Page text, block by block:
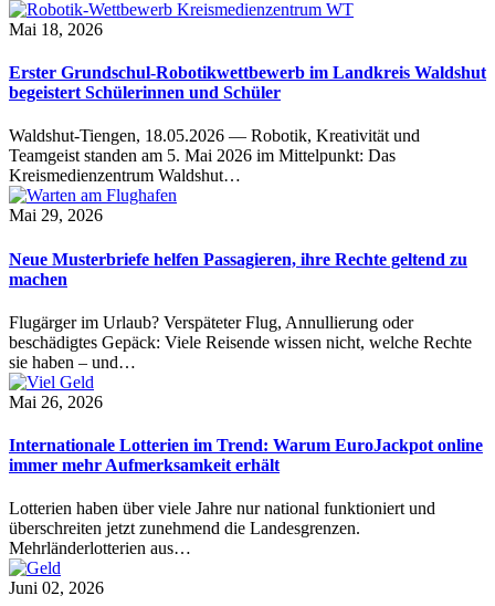
Mai 18, 2026
Erster Grundschul-Robotikwettbewerb im Landkreis Waldshut
begeistert Schülerinnen und Schüler
Waldshut-Tiengen, 18.05.2026 — Robotik, Kreativität und
Teamgeist standen am 5. Mai 2026 im Mittelpunkt: Das
Kreismedienzentrum Waldshut…
Mai 29, 2026
Neue Musterbriefe helfen Passagieren, ihre Rechte geltend zu
machen
Flugärger im Urlaub? Verspäteter Flug, Annullierung oder
beschädigtes Gepäck: Viele Reisende wissen nicht, welche Rechte
sie haben – und…
Mai 26, 2026
Internationale Lotterien im Trend: Warum EuroJackpot online
immer mehr Aufmerksamkeit erhält
Lotterien haben über viele Jahre nur national funktioniert und
überschreiten jetzt zunehmend die Landesgrenzen.
Mehrländerlotterien aus…
Juni 02, 2026